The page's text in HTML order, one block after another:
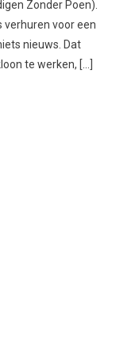
Zonder Poen).
voor een
nieuws. Dat
te werken, […]